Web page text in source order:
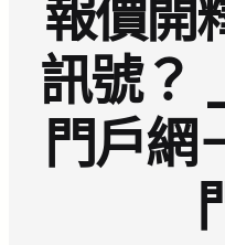
報價開
訊號？
門戶網